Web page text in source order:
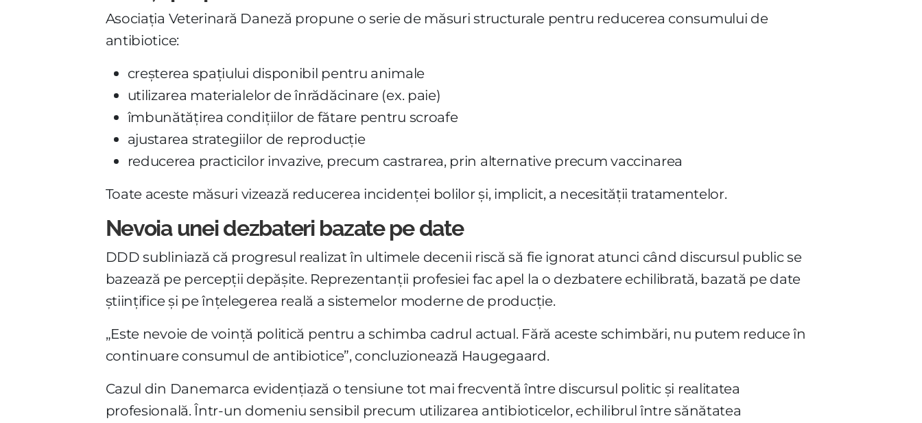
Asociația Veterinară Daneză propune o serie de măsuri structurale pentru reducerea consumului de
antibiotice:
creșterea spațiului disponibil pentru animale
utilizarea materialelor de înrădăcinare (ex. paie)
îmbunătățirea condițiilor de fătare pentru scroafe
ajustarea strategiilor de reproducție
reducerea practicilor invazive, precum castrarea, prin alternative precum vaccinarea
Toate aceste măsuri vizează reducerea incidenței bolilor și, implicit, a necesității tratamentelor.
Nevoia unei dezbateri bazate pe date
DDD subliniază că progresul realizat în ultimele decenii riscă să fie ignorat atunci când discursul public se
bazează pe percepții depășite. Reprezentanții profesiei fac apel la o dezbatere echilibrată, bazată pe date
științifice și pe înțelegerea reală a sistemelor moderne de producție.
„Este nevoie de voință politică pentru a schimba cadrul actual. Fără aceste schimbări, nu putem reduce în
continuare consumul de antibiotice”, concluzionează Haugegaard.
Cazul din Danemarca evidențiază o tensiune tot mai frecventă între discursul politic și realitatea
profesională. Într-un domeniu sensibil precum utilizarea antibioticelor, echilibrul între sănătatea